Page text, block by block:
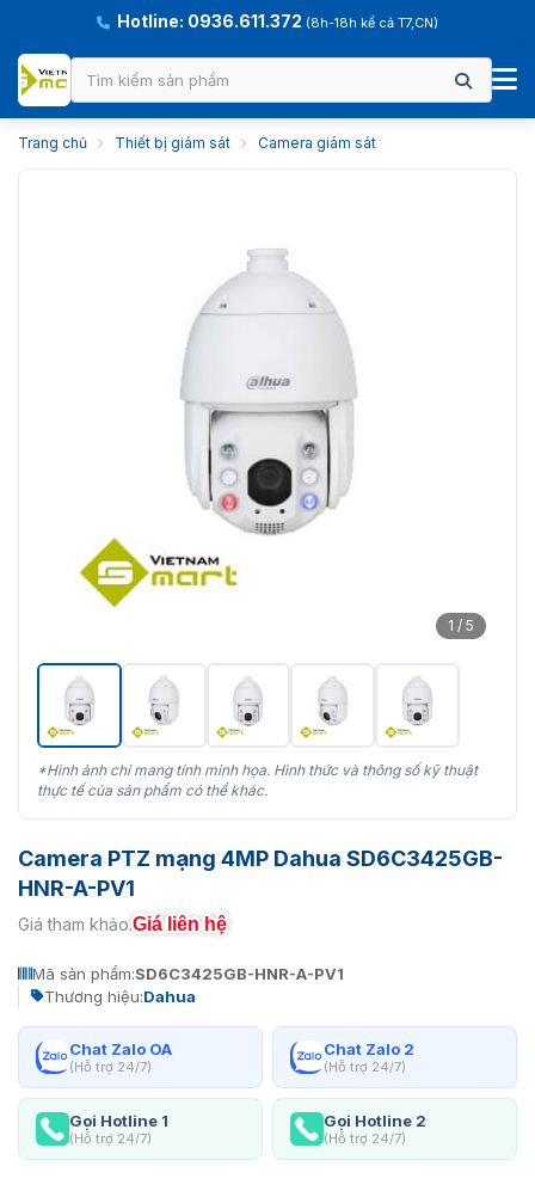
Hotline: 0936.611.372 (8h-18h kể cả T7,CN)
Trang chủ › Thiết bị giám sát › Camera giám sát
1 / 5
*Hình ảnh chỉ mang tính minh họa. Hình thức và thông số kỹ thuật
thực tế của sản phẩm có thể khác.
Camera PTZ mạng 4MP Dahua SD6C3425GB-
HNR-A-PV1
Giá tham khảo:Giá liên hệ
Mã sản phẩm:SD6C3425GB-HNR-A-PV1
Thương hiệu:Dahua
Chat Zalo OA
(Hỗ trợ 24/7)
Chat Zalo 2
(Hỗ trợ 24/7)
Gọi Hotline 1
(Hỗ trợ 24/7)
Gọi Hotline 2
(Hỗ trợ 24/7)